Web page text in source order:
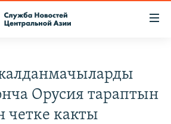
Орусия тараптын
четке какты